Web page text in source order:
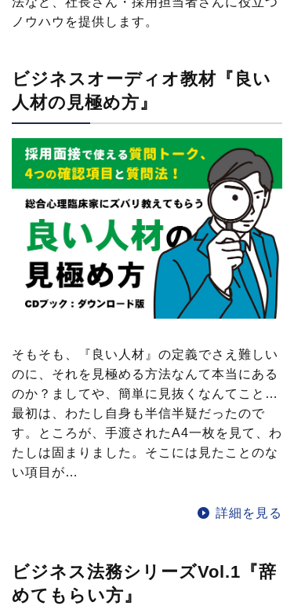
ノウハウを提供します。
ビジネスオーディオ教材『良い
人材の見極め方』
そもそも、『良い人材』の定義でさえ難しい
のに、それを見極める方法なんて本当にある
のか？ましてや、簡単に見抜くなんてこと…
最初は、わたし自身も半信半疑だったので
す。ところが、手渡されたA4一枚を見て、わ
たしは固まりました。そこには見たことのな
い項目が…
詳細を見る
ビジネス法務シリーズVol.1『辞
めてもらい方』